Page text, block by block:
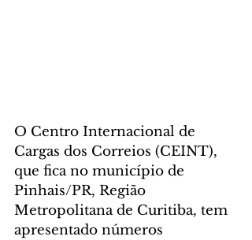
O Centro Internacional de
Cargas dos Correios (CEINT),
que fica no município de
Pinhais/PR, Região
Metropolitana de Curitiba, tem
apresentado números